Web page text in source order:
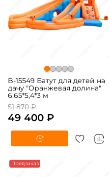
B-15549 Батут для детей на
дачу "Оранжевая долина"
6,65*5,4*3 м
51 870 ₽
49 400 ₽
-5% Предзаказ